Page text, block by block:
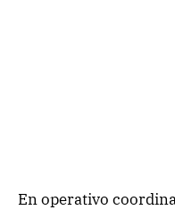
En operativo